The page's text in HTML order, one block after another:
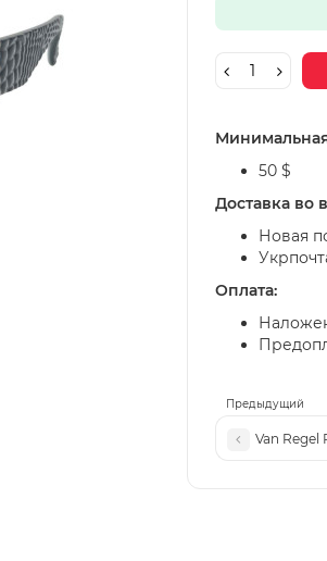
Предыдущий
Van Regel
50 $
Доставка во
Новая
Оплата: